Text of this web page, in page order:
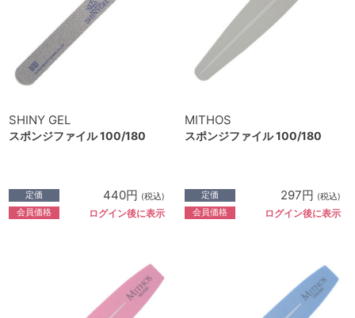
SHINY GEL
スポンジファイル 100/180
定価 440円 (税込)
会員価格 ログイン後に表示
MITHOS
スポンジファイル 100/180
定価 297円 (税込)
会員価格 ログイン後に表示